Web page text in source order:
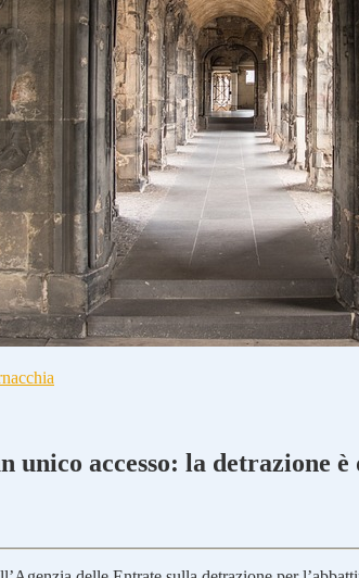
unico accesso: la detrazione è